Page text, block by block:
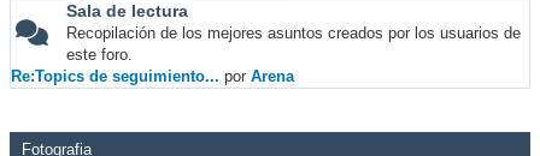
Sala de lectura
Recopilación de los mejores asuntos creados por los usuarios de
este foro.
Re:Topics de seguimiento... por Arena
Fotografia